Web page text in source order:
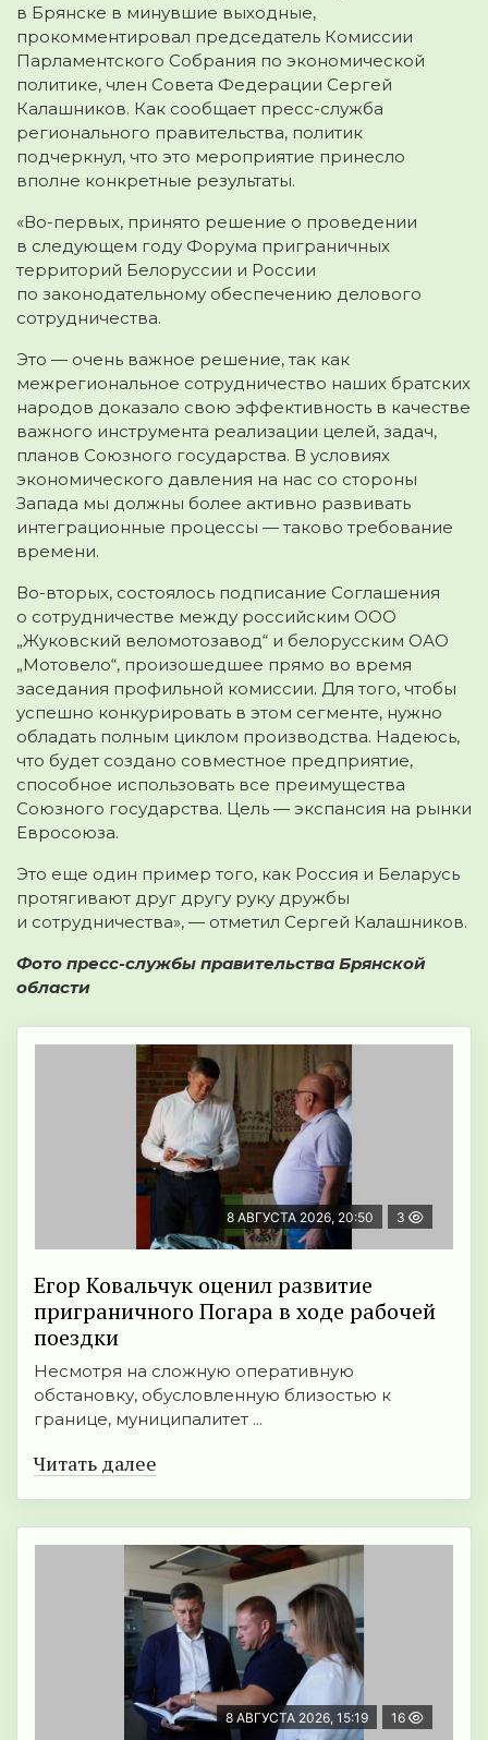
в Брянске в минувшие выходные,
прокомментировал председатель Комиссии
Парламентского Собрания по экономической
политике, член Совета Федерации Сергей
Калашников. Как сообщает пресс-служба
регионального правительства, политик
подчеркнул, что это мероприятие принесло
вполне конкретные результаты.
«Во-первых, принято решение о проведении
в следующем году Форума приграничных
территорий Белоруссии и России
по законодательному обеспечению делового
сотрудничества.
Это — очень важное решение, так как
межрегиональное сотрудничество наших братских
народов доказало свою эффективность в качестве
важного инструмента реализации целей, задач,
планов Союзного государства. В условиях
экономического давления на нас со стороны
Запада мы должны более активно развивать
интеграционные процессы — таково требование
времени.
Во-вторых, состоялось подписание Соглашения
о сотрудничестве между российским ООО
„Жуковский веломотозавод“ и белорусским ОАО
„Мотовело“, произошедшее прямо во время
заседания профильной комиссии. Для того, чтобы
успешно конкурировать в этом сегменте, нужно
обладать полным циклом производства. Надеюсь,
что будет создано совместное предприятие,
способное использовать все преимущества
Союзного государства. Цель — экспансия на рынки
Евросоюза.
Это еще один пример того, как Россия и Беларусь
протягивают друг другу руку дружбы
и сотрудничества», — отметил Сергей Калашников.
Фото пресс-службы правительства Брянской
области
8 АВГУСТА 2026, 20:50 3
Егор Ковальчук оценил развитие
приграничного Погара в ходе рабочей
поездки
Несмотря на сложную оперативную
обстановку, обусловленную близостью к
границе, муниципалитет ...
Читать далее
8 АВГУСТА 2026, 15:19 16